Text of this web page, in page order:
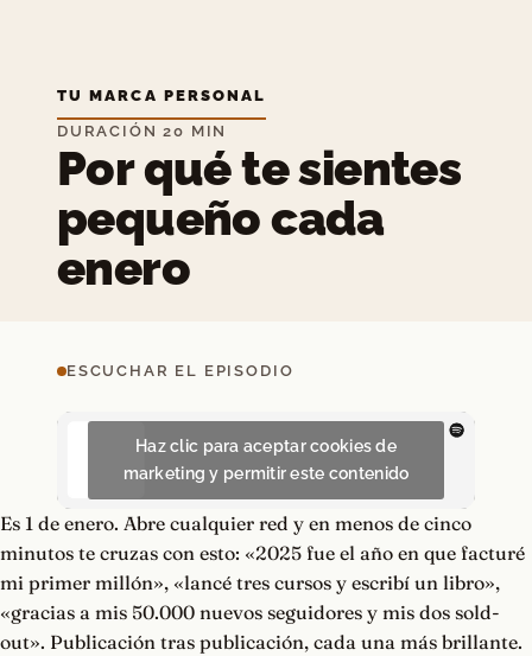
TU MARCA PERSONAL
DURACIÓN 20 MIN
Por qué te sientes
pequeño cada
enero
ESCUCHAR EL EPISODIO
Haz clic para aceptar cookies de
marketing y permitir este contenido
Es 1 de enero. Abre cualquier red y en menos de cinco
minutos te cruzas con esto: «2025 fue el año en que facturé
mi primer millón», «lancé tres cursos y escribí un libro»,
«gracias a mis 50.000 nuevos seguidores y mis dos sold-
out». Publicación tras publicación, cada una más brillante.